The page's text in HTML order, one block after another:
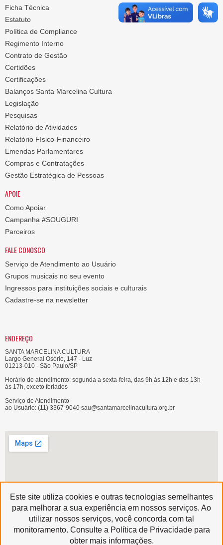
Ficha Técnica
Estatuto
Política de Compliance
Regimento Interno
Contrato de Gestão
Certidões
Certificações
Balanços Santa Marcelina Cultura
Legislação
Pesquisas
Relatório de Atividades
Relatório Físico-Financeiro
Emendas Parlamentares
Compras e Contratações
Gestão Estratégica de Pessoas
APOIE
Como Apoiar
Campanha #SOUGURI
Parceiros
FALE CONOSCO
Serviço de Atendimento ao Usuário
Grupos musicais no seu evento
Ingressos para instituições sociais e culturais
Cadastre-se na newsletter
ENDEREÇO
SANTA MARCELINA CULTURA
Largo General Osório, 147 - Luz
01213-010 - São Paulo/SP
Horário de atendimento: segunda a sexta-feira, das 9h às 12h e das 13h
às 17h, exceto feriados
Serviço de Atendimento
ao Usuário: (11) 3367-9040 sau@santamarcelinacultura.org.br
Produzido por
Copyright © 2020 | Santa Marcelina Cultura • Todos os Direitos Reservados
Este site utiliza cookies e outras tecnologias semelhantes
para melhorar a sua experiência em nossos serviços. Ao
utilizar nossos serviços, você concorda com tal
monitoramento. Consulte a Política de Privacidade para
obter mais informações.